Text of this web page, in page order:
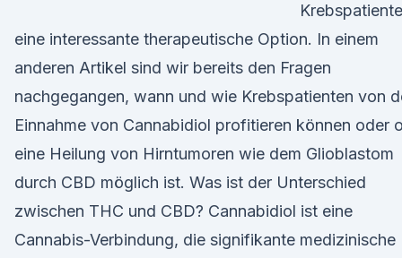
eine interessante therapeutische Option. In einem
anderen Artikel sind wir bereits den Fragen
nachgegangen, wann und wie Krebspatienten von
Einnahme von Cannabidiol profitieren können oder
eine Heilung von Hirntumoren wie dem Glioblastom
durch CBD möglich ist. Was ist der Unterschied
zwischen THC und CBD? Cannabidiol ist eine
Cannabis-Verbindung, die signifikante medizinische